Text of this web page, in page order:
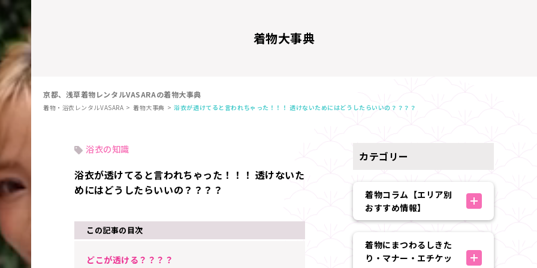
着物大事典
京都、浅草着物レンタルVASARAの着物大事典
着物・浴衣レンタルVASARA 着物大事典 浴衣が透けてると言われちゃった！！！ 透けないためにはどうしたらいいの？？？？
浴衣の知識
浴衣が透けてると言われちゃった！！！ 透けないた
めにはどうしたらいいの？？？？
この記事の目次
どこが透ける？？？？
カテゴリー
着物コラム【エリア別
おすすめ情報】
着物にまつわるしきた
り・マナー・エチケッ